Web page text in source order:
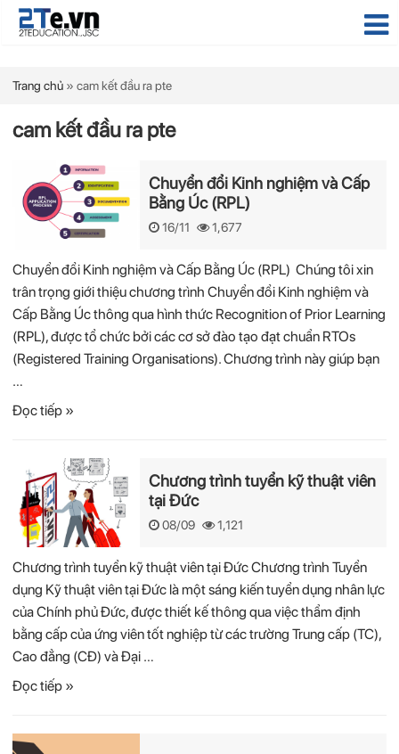
Trang chủ » cam kết đầu ra pte
cam kết đầu ra pte
Chuyển đổi Kinh nghiệm và Cấp
Bằng Úc (RPL)
16/11 1,677
Chuyển đổi Kinh nghiệm và Cấp Bằng Úc (RPL) Chúng tôi xin
trân trọng giới thiệu chương trình Chuyển đổi Kinh nghiệm và
Cấp Bằng Úc thông qua hình thức Recognition of Prior Learning
(RPL), được tổ chức bởi các cơ sở đào tạo đạt chuẩn RTOs
(Registered Training Organisations). Chương trình này giúp bạn
…
Đọc tiếp »
Chương trình tuyển kỹ thuật viên
tại Đức
08/09 1,121
Chương trình tuyển kỹ thuật viên tại Đức Chương trình Tuyển
dụng Kỹ thuật viên tại Đức là một sáng kiến tuyển dụng nhân lực
của Chính phủ Đức, được thiết kế thông qua việc thẩm định
bằng cấp của ứng viên tốt nghiệp từ các trường Trung cấp (TC),
Cao đẳng (CĐ) và Đại …
Đọc tiếp »